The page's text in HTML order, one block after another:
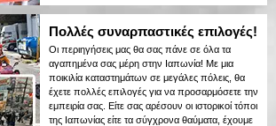
Πολλές συναρπαστικές επιλογές!
Οι περιηγήσεις μας θα σας πάνε σε όλα τα
αγαπημένα σας μέρη στην Ιαπωνία! Με μια
ποικιλία καταστημάτων σε μεγάλες πόλεις, θα
έχετε πολλές επιλογές για να προσαρμόσετε την
εμπειρία σας. Είτε σας αρέσουν οι ιστορικοί τόποι
της Ιαπωνίας είτε τα σύγχρονα θαύματα, έχουμε